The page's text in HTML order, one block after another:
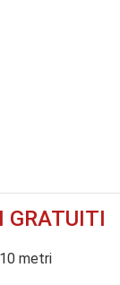
GRATUITI
metri